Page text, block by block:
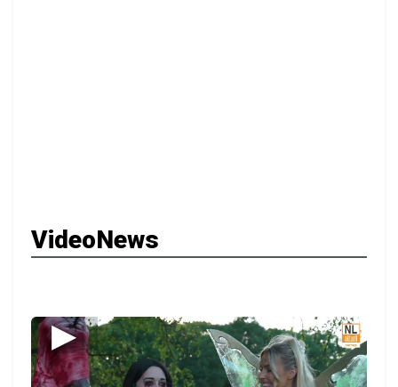
VideoNews
▶